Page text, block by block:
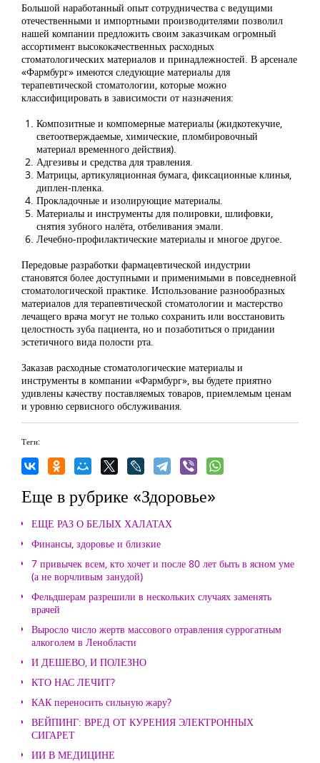
Большой наработанный опыт сотрудничества с ведущими
отечественными и импортными производителями позволил
нашей компании предложить своим заказчикам огромный
ассортимент высококачественных расходных
стоматологических материалов и принадлежностей. В арсенале
«Фармбург» имеются следующие материалы для
терапевтической стоматологии, которые можно
классифицировать в зависимости от назначения:
Композитные и компомерные материалы (жидкотекучие,
светоотверждаемые, химические, пломбировочный
материал временного действия).
Адгезивы и средства для травления.
Матрицы, артикуляционная бумага, фиксационные клинья,
диплен-пленка.
Прокладочные и изолирующие материалы.
Материалы и инструменты для полировки, шлифовки,
снятия зубного налёта, отбеливания эмали.
Лечебно-профилактические материалы и многое другое.
Передовые разработки фармацевтической индустрии
становятся более доступными и применимыми в повседневной
стоматологической практике. Использование разнообразных
материалов для терапевтической стоматологии и мастерство
лечащего врача могут не только сохранить или восстановить
целостность зуба пациента, но и позаботиться о придании
эстетичного вида полости рта.
Заказав расходные стоматологические материалы и
инструменты в компании «Фармбург», вы будете приятно
удивлены качеству поставляемых товаров, приемлемым ценам
и уровню сервисного обслуживания.
Теги:
Еще в рубрике «Здоровье»
ЕЩЕ РАЗ О БЕЛЫХ ХАЛАТАХ
Финансы, здоровье и близкие
7 привычек всем, кто хочет и после 80 лет быть в ясном уме
(а не ворчливым занудой)
Фельдшерам разрешили в нескольких случаях заменять
врачей
Выросло число жертв массового отравления суррогатным
алкоголем в Ленобласти
И ДЕШЕВО, И ПОЛЕЗНО
КТО НАС ЛЕЧИТ?
КАК переносить сильную жару?
ВЕЙПИНГ: ВРЕД ОТ КУРЕНИЯ ЭЛЕКТРОННЫХ
СИГАРЕТ
ИИ В МЕДИЦИНЕ